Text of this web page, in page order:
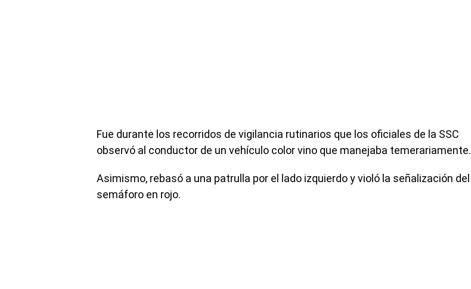
Fue durante los recorridos de vigilancia rutinarios que los oficiales de la SSC
observó al conductor de un vehículo color vino que manejaba temerariamente.
Asimismo, rebasó a una patrulla por el lado izquierdo y violó la señalización del
semáforo en rojo.